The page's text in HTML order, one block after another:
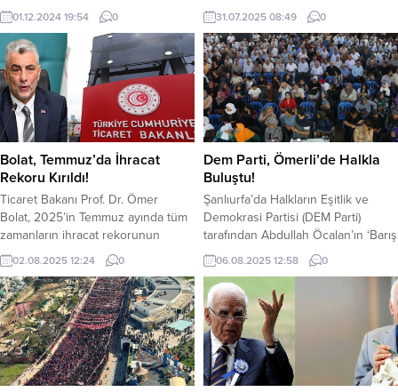
yakalanırken, diğerinin yakalanması
için çalışmalar devam ediyor. Olay,
Birecik ilçesine bağlı Böğürtlen
Mahallesinde gerçekleşti. Şanlıurfa
Valiliği’nin güvenlik güçlerine
yönelik havaya ateş edilmemesi
yönündeki uyarıları ve denetimleri
doğrultusunda, Jandarma ekipleri
düğünde silah kullanıldığını tespit
etti. Yapılan incelemeler sonucu,
ruhsatsız...
01.12.2024 19:54 0
ile karşılaşacak. Shaktar Donetsk-
Beşiktaş maçı, Reymana
Stadyumu’nda bu akşam saat
21.00’de başlayacak. Maçta Juan
Martinez Munuera düdük çalacak.
Siyah-beyazlılar, ilk maçta
sahasında 4-2 mağlup mağlup
olmuştu. Siyah-beyazlılar, rövanş
mücadelesinde tur için, 3 farklı
galibiyete ihtiyacı var. Beşiktaş
Shaktar’ı elemesi durumunda bir...
31.07.2025 08:49 0
Bolat, Temmuz’da İhracat
Rekoru Kırıldı!
Ticaret Bakanı Prof. Dr. Ömer
Bolat, 2025’in Temmuz ayında tüm
zamanların ihracat rekorunun
kırıldığını açıkladı. Bolat, Temmuz
ayında 25 milyar Dolar ile tüm
zamanların en yüksek ihracat
rekorunun kırıldığını açıkladı.
Geçen yıl Temmuz ayındaki ihracat
22.5 milyar Dolar olmuştu. Ocak –
Temmuz döneminde ihracatı yüzde
5,2’lik artışla 156,4 milyar Dolara
02.08.2025 12:24 0
Dem Parti, Ömerli’de Halkla
Buluştu!
Şanlıurfa’da Halkların Eşitlik ve
Demokrasi Partisi (DEM Parti)
tarafından Abdullah Öcalan’ın ‘Barış
ve Demokratik Toplum Çağrısı’nı
toplumsallaştırmak amacıyla
düzenlenen, Barış ve Demokratik
Toplum Buluşmaları tamamlandı.
Final ve 280’inci toplantısı
Halfeti’nin Ömerli Mahallesi’nde
yapıldı. Toplantı, Öcalan’ın doğduğu
evin bahçesinde gerçekleştirildi.
06.08.2025 12:58 0